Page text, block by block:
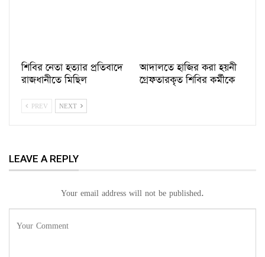
শিবির নেতা হত্যার প্রতিবাদে
রাজধানীতে মিছিল
আদালতে হাজির করা হয়নী
গ্রেফতারকৃত শিবির কর্মীকে
PREV NEXT
LEAVE A REPLY
Your email address will not be published.